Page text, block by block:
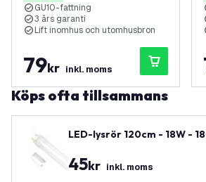
GU10-fattning
3 års garanti
Lift inomhus och utomhusbron
79kr inkl. moms
Köps ofta tillsammans
LED-lysrör 120cm - 18W -
T8 - 4000K - Neutralvit - 3
anti
45kr inkl. moms